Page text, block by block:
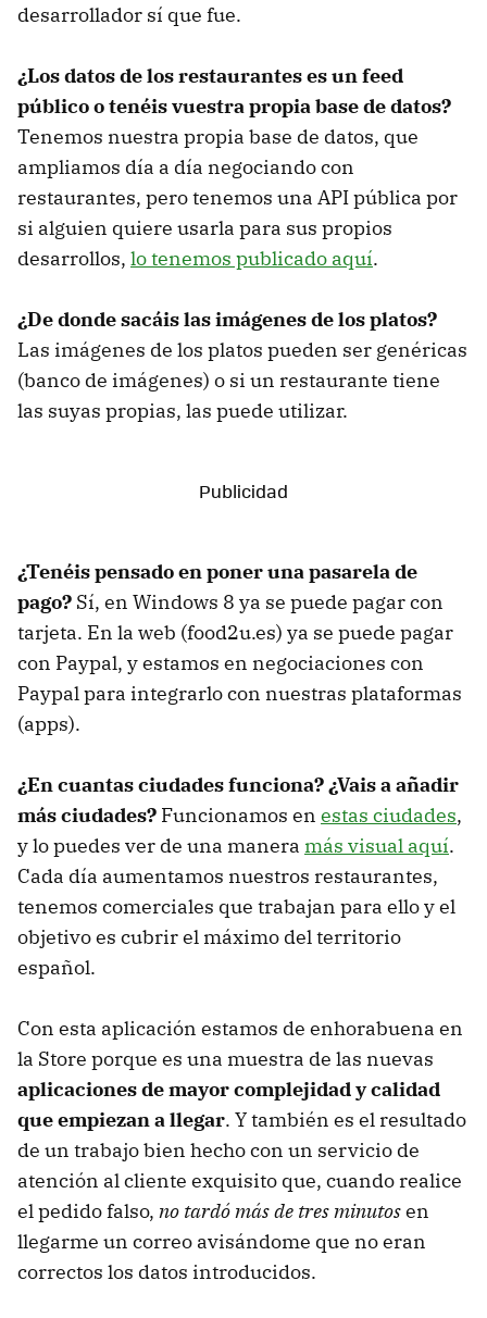
desarrollador sí que fue.
¿Los datos de los restaurantes es un feed
público o tenéis vuestra propia base de datos?
Tenemos nuestra propia base de datos, que
ampliamos día a día negociando con
restaurantes, pero tenemos una API pública por
si alguien quiere usarla para sus propios
desarrollos, lo tenemos publicado aquí.
¿De donde sacáis las imágenes de los platos?
Las imágenes de los platos pueden ser genéricas
(banco de imágenes) o si un restaurante tiene
las suyas propias, las puede utilizar.
¿Tenéis pensado en poner una pasarela de
pago? Sí, en Windows 8 ya se puede pagar con
tarjeta. En la web (food2u.es) ya se puede pagar
con Paypal, y estamos en negociaciones con
Paypal para integrarlo con nuestras plataformas
(apps).
¿En cuantas ciudades funciona? ¿Vais a añadir
más ciudades? Funcionamos en estas ciudades,
y lo puedes ver de una manera más visual aquí.
Cada día aumentamos nuestros restaurantes,
tenemos comerciales que trabajan para ello y el
objetivo es cubrir el máximo del territorio
español.
Con esta aplicación estamos de enhorabuena en
la Store porque es una muestra de las nuevas
aplicaciones de mayor complejidad y calidad
que empiezan a llegar. Y también es el resultado
de un trabajo bien hecho con un servicio de
atención al cliente exquisito que, cuando realice
el pedido falso, no tardó más de tres minutosen
llegarme un correo avisándome que no eran
correctos los datos introducidos.